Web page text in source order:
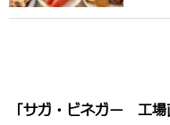
「サガ・ビネガー 工